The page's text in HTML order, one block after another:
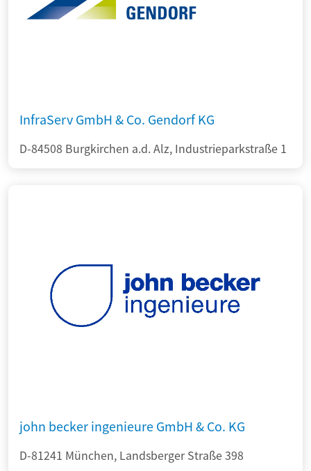
InfraServ GmbH & Co. Gendorf KG
D-84508 Burgkirchen a.d. Alz, Industrieparkstraße 1
john becker ingenieure GmbH & Co. KG
D-81241 München, Landsberger Straße 398